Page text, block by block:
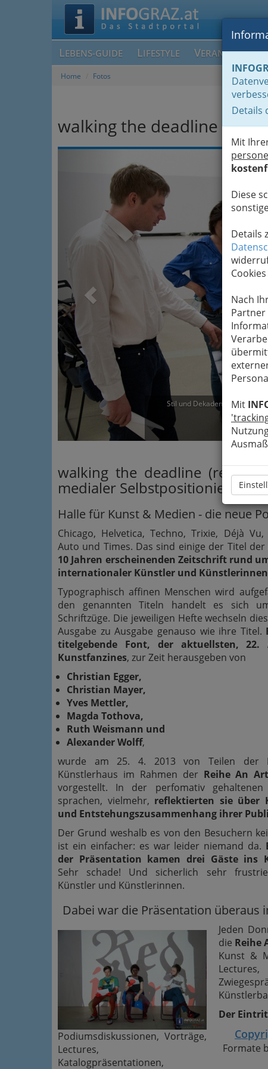
LEBENS-GUIDE LIFESTYLE V
Details
Mit
Diese
Details
Nach
Mit
Home Fotos
walking the deadline
Stil und Dekadenz im
walking the deadline
medialer Selbstpositionierung
Halle für Kunst & Medien - die neue
Chicago, Helvetica, Techno, Trixie, Déjà
Auto und Times. Das sind einige der Titel der
10 Jahren erscheinenden Zeitschrift rund
internationaler Künstler und Künstlerinnen
Typographisch affinen Menschen wird
den genannten Titeln handelt es sich
Schriftzüge. Die jeweiligen Hefte wechseln
Ausgabe zu Ausgabe genauso wie ihre Titel.
titelgebende Font, der aktuellsten, 22.
Kunstfanzines, zur Zeit herausgeben von
Christian Egger,
Christian Mayer,
Yves Mettler,
Magda Tothova,
Ruth Weismann und
Alexander Wolff,
wurde am 25. 4. 2013 von Teilen der
Künstlerhaus im Rahmen der Reihe An
vorgestellt. In der perfomativ gehaltenen
sprachen, vielmehr, reflektierten sie über
und Entstehungszusammenhang ihrer
Der Grund weshalb es von den Besuchern
ist ein einfacher: es war leider niemand da.
der Präsentation kamen drei Gäste ins
Sehr schade! Und sicherlich sehr
Künstler und Künstlerinnen.
Dabei war die Präsentation überaus
Podiumsdiskussionen, Vorträge,
Lectures,
Katalogpräsentationen,
Jeden
die Reihe
Kunst &
Der
Formate